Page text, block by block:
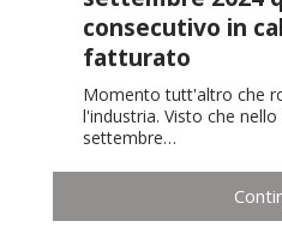
consecutivo in
fatturato
Momento tutt'altro che
l'industria. Visto che
settembre…